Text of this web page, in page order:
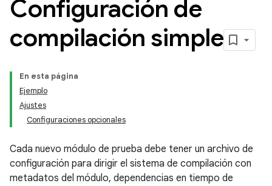
Configuración de
compilación simple
En esta página
Ejemplo
Ajustes
Configuraciones opcionales
Cada nuevo módulo de prueba debe tener un archivo de
configuración para dirigir el sistema de compilación con
metadatos del módulo, dependencias en tiempo de